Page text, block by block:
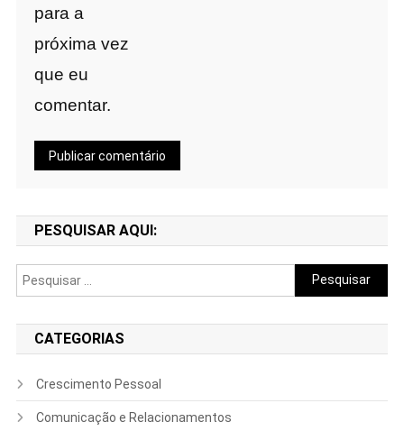
para a
próxima vez
que eu
comentar.
PESQUISAR AQUI:
Pesquisar
por:
CATEGORIAS
Crescimento Pessoal
Comunicação e Relacionamentos